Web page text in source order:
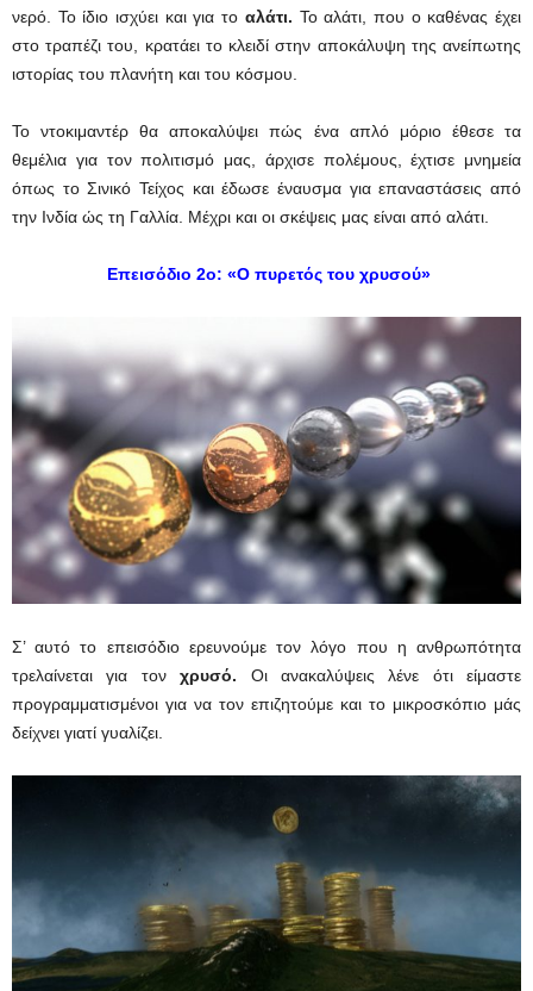
νερό. Το ίδιο ισχύει και για το αλάτι. Το αλάτι, που ο καθένας έχει
στο τραπέζι του, κρατάει το κλειδί στην αποκάλυψη της ανείπωτης
ιστορίας του πλανήτη και του κόσμου.
Το ντοκιμαντέρ θα αποκαλύψει πώς ένα απλό μόριο έθεσε τα
θεμέλια για τον πολιτισμό μας, άρχισε πολέμους, έχτισε μνημεία
όπως το Σινικό Τείχος και έδωσε έναυσμα για επαναστάσεις από
την Ινδία ώς τη Γαλλία. Μέχρι και οι σκέψεις μας είναι από αλάτι.
Επεισόδιο 2ο: «Ο πυρετός του χρυσού»
Σ’ αυτό το επεισόδιο ερευνούμε τον λόγο που η ανθρωπότητα
τρελαίνεται για τονχρυσό. Οι ανακαλύψεις λένε ότι είμαστε
προγραμματισμένοι για να τον επιζητούμε και το μικροσκόπιο μάς
δείχνει γιατί γυαλίζει.